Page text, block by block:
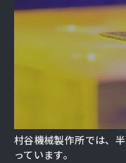
村谷機械製作所では、
っています。